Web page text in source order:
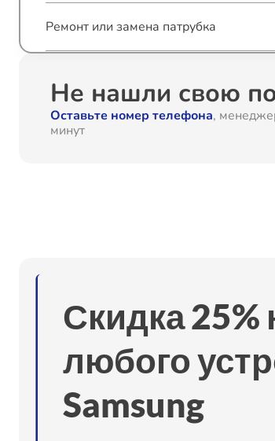
Ремонт или замена патрубка
Ремонт или замена петли двери
Ремонт стакана моечного бака
Ремонт теплообменника
Ремонт циркуляционного насоса
Не нашли свою
Оставьте номер телефона,
минут
Скидка 25%
любого
Samsung